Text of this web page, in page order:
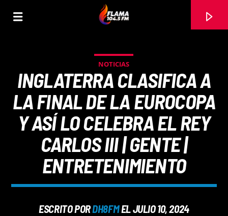
TÍTULO
NOTICIAS
INGLATERRA CLASIFICA A
LA FINAL DE LA EUROCOPA
Y ASÍ LO CELEBRA EL REY
CARLOS III | GENTE |
ENTRETENIMIENTO
ESCRITO PORDH8FMEL JULIO 10, 2024